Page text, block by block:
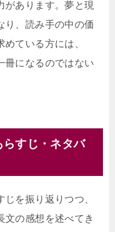
があります。夢と現
り、読み手の中の価
ている方には、
冊になるのではない
らすじ・ネタバ
を振り返りつつ、
文の感想を述べてき